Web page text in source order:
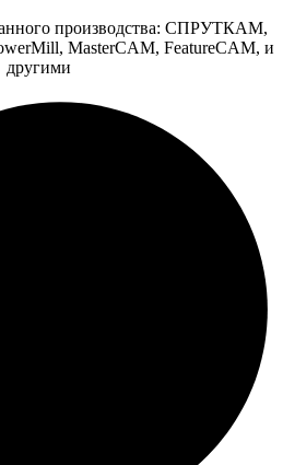
производства: СПРУТКАМ,
MasterCAM, FeatureCAM, и
другими